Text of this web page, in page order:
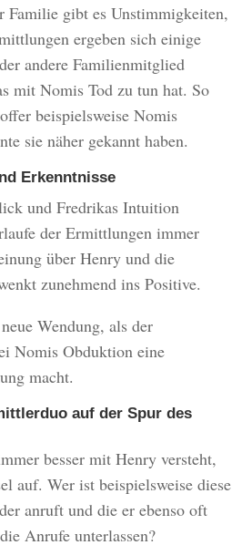
Familie gibt es Unstimmigkeiten,
ergeben sich einige
andere Familienmitglied
mit Nomis Tod zu tun hat. So
beispielsweise Nomis
sie näher gekannt haben.
Erkenntnisse
und Fredrikas Intuition
der Ermittlungen immer
über Henry und die
zunehmend ins Positive.
Wendung, als der
Nomis Obduktion eine
macht.
auf der Spur des
besser mit Henry versteht,
auf. Wer ist beispielsweise diese
anruft und die er ebenso oft
Anrufe unterlassen?